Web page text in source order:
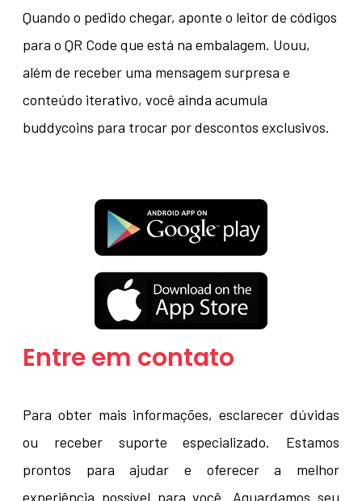
Quando o pedido chegar, aponte o leitor de códigos
para o QR Code que está na embalagem. Uouu,
além de receber uma mensagem surpresa e
conteúdo iterativo, você ainda acumula
buddycoins para trocar por descontos exclusivos.
Entre em contato
Para obter mais informações, esclarecer dúvidas
ou receber suporte especializado. Estamos
prontos para ajudar e oferecer a melhor
experiência possível para você. Aguardamos seu